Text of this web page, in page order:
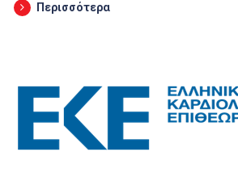
Περισσότερα